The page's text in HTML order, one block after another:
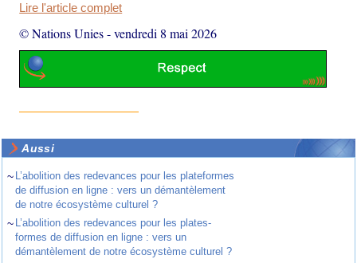
Lire l'article complet
© Nations Unies-vendredi 8 mai 2026
Aussi
~ L’abolition des redevances pour les plateformes
de diffusion en ligne : vers un démantèlement
de notre écosystème culturel ?
~ L’abolition des redevances pour les plates-
formes de diffusion en ligne : vers un
démantèlement de notre écosystème culturel ?